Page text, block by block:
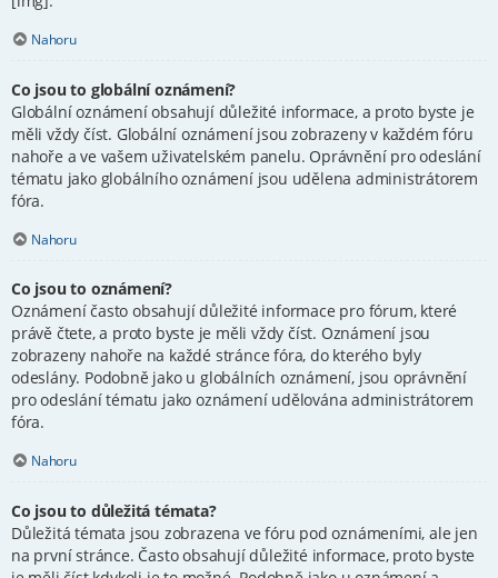
Nahoru
Co jsou to globální oznámení?
Globální oznámení obsahují důležité informace, a proto byste je
měli vždy číst. Globální oznámení jsou zobrazeny v každém fóru
nahoře a ve vašem uživatelském panelu. Oprávnění pro odeslání
tématu jako globálního oznámení jsou udělena administrátorem
fóra.
Nahoru
Co jsou to oznámení?
Oznámení často obsahují důležité informace pro fórum, které
právě čtete, a proto byste je měli vždy číst. Oznámení jsou
zobrazeny nahoře na každé stránce fóra, do kterého byly
odeslány. Podobně jako u globálních oznámení, jsou oprávnění
pro odeslání tématu jako oznámení udělována administrátorem
fóra.
Nahoru
Co jsou to důležitá témata?
Důležitá témata jsou zobrazena ve fóru pod oznámeními, ale jen
na první stránce. Často obsahují důležité informace, proto byste